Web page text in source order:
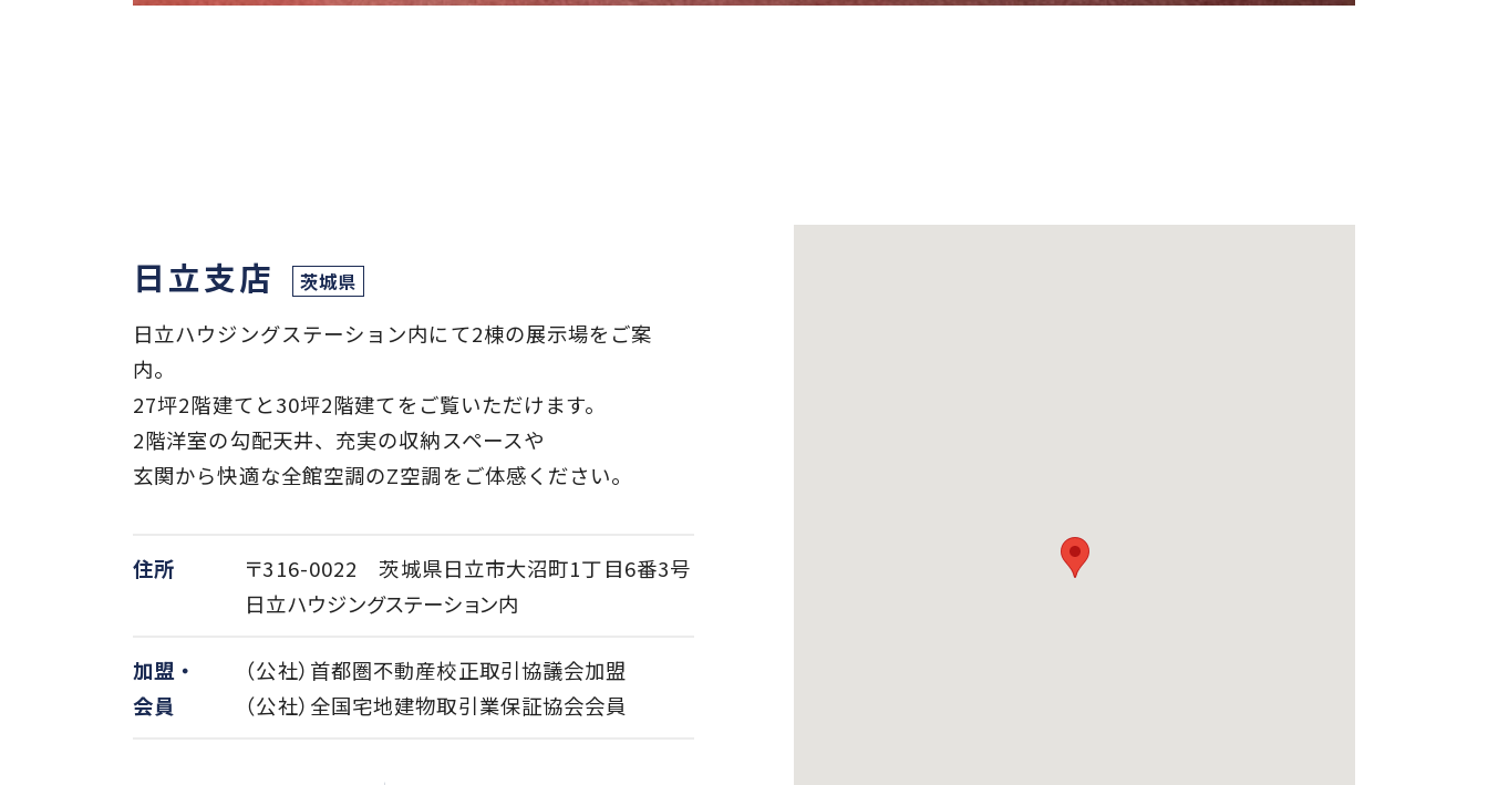
日立支店 茨城県
日立ハウジングステーション内にて2棟の展示場をご案
内。
27坪2階建てと30坪2階建てをご覧いただけます。
2階洋室の勾配天井、充実の収納スペースや
玄関から快適な全館空調のZ空調をご体感ください。
住所
〒316-0022 茨城県日立市大沼町1丁目6番3号
日立ハウジングステーション内
加盟・
会員
（公社）首都圏不動産校正取引協議会加盟
（公社）全国宅地建物取引業保証協会会員